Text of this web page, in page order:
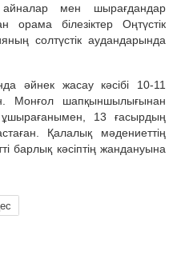
мен шырағдандар
орама білезіктер Оңтүстік
солтүстік аудандарында
әйнек жасау кәсібі 10-11
Монғол шапқыншылығынан
ұшырағанымен, 13 ғасырдың
Қалалық мәдениеттің
барлық кәсіптің жандануына